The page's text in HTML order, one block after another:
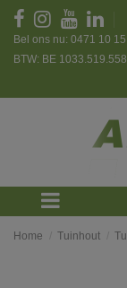
Bel ons nu: 0471 10
BTW: BE 1033.519.558
Home Tuinhout